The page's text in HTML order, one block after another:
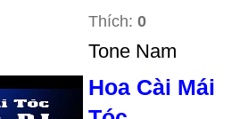
Thích: 0
Tone Nam
Hoa Cài Mái